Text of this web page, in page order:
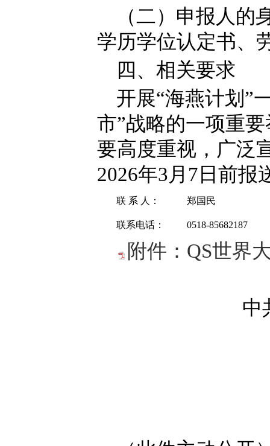
（二）申报人
学历学位认定书、
四、相关要求
开展“海燕计划”
市”战略的一项重
要高度重视，广泛
2026年3月7日前报
联 系 人： 郑国民
联系电话： 0518-85682187
附件：QS世界
中